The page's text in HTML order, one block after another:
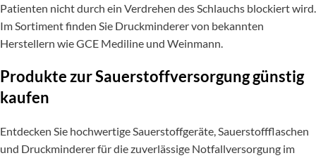
Patienten nicht durch ein Verdrehen des Schlauchs blockiert wird.
Im Sortiment finden Sie Druckminderer von bekannten
Herstellern wie GCE Mediline und Weinmann.
Produkte zur Sauerstoffversorgung günstig
kaufen
Entdecken Sie hochwertige Sauerstoffgeräte, Sauerstoffflaschen
und Druckminderer für die zuverlässige Notfallversorgung im